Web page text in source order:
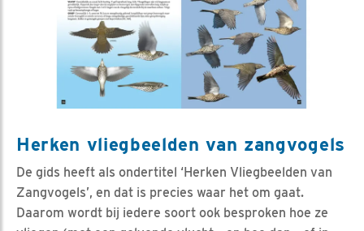
Herken vliegbeelden van zangvogels
De gids heeft als ondertitel ‘Herken Vliegbeelden van
Zangvogels’, en dat is precies waar het om gaat.
Daarom wordt bij iedere soort ook besproken hoe ze